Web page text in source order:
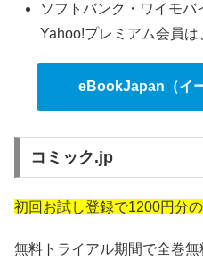
ソフトバンク・ワイモバ
Yahoo!プレミアム会員
eBookJapan（イ
コミック.jp
初回お試し登録で1200円分
無料トライアル期間で全巻無